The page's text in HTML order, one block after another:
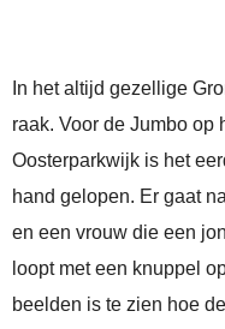
In het altijd gezellige
raak. Voor de Jumbo op
Oosterparkwijk is het
hand gelopen. Er gaat
en een vrouw die een
loopt met een knuppel
beelden is te zien hoe